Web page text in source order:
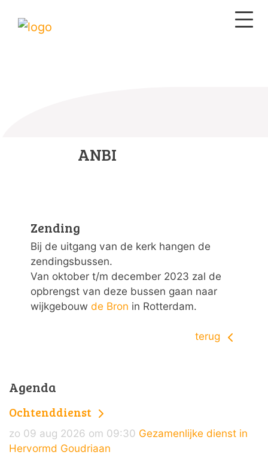
ANBI
Zending
Bij de uitgang van de kerk hangen de
zendingsbussen.
Van oktober t/m december 2023 zal de
opbrengst van deze bussen gaan naar
wijkgebouw de Bron in Rotterdam.
terug
Agenda
Ochtenddienst
zo 09 aug 2026 om 09:30 Gezamenlijke dienst in
Hervormd Goudriaan